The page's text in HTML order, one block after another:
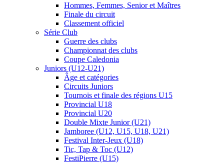
Hommes, Femmes, Senior et Maîtres
Finale du circuit
Classement officiel
Série Club
Guerre des clubs
Championnat des clubs
Coupe Caledonia
Juniors (U12-U21)
Âge et catégories
Circuits Juniors
Tournois et finale des régions U15
Provincial U18
Provincial U20
Double Mixte Junior (U21)
Jamboree (U12, U15, U18, U21)
Festival Inter-Jeux (U18)
Tic, Tap & Toc (U12)
FestiPierre (U15)